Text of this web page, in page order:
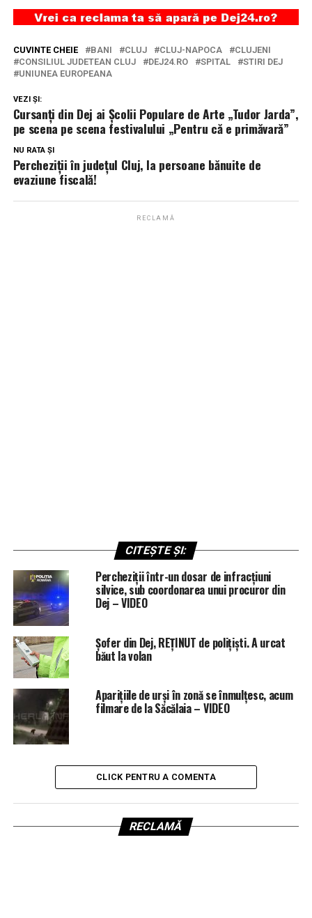
CUVINTE CHEIE BANI CLUJ CLUJ-NAPOCA
CLUJENI
CONSILIUL JUDETEAN CLUJ
DEJ24.RO SPITAL
STIRI DEJ
UNIUNEA EUROPEANA
VEZI ȘI:
Cursanți din Dej ai Școlii Populare de Arte „Tudor Jarda”,
pe scena pe scena festivalului „Pentru că e primăvară”
NU RATA ȘI
Percheziții în județul Cluj, la persoane bănuite de
evaziune fiscală!
RECLAMĂ
CITEȘTE ȘI:
Percheziții într-un dosar de infracțiuni
silvice, sub coordonarea unui procuror din
Dej – VIDEO
Șofer din Dej, REȚINUT de polițiști. A urcat
băut la volan
Aparițiile de urși în zonă se înmulțesc, acum
filmare de la Săcălaia – VIDEO
CLICK PENTRU A COMENTA
RECLAMĂ